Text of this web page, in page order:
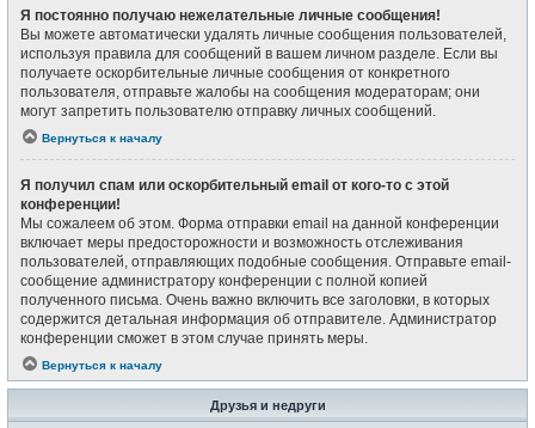
Я постоянно получаю нежелательные личные сообщения!
Вы можете автоматически удалять личные сообщения пользователей,
используя правила для сообщений в вашем личном разделе. Если вы
получаете оскорбительные личные сообщения от конкретного
пользователя, отправьте жалобы на сообщения модераторам; они
могут запретить пользователю отправку личных сообщений.
Вернуться к началу
Я получил спам или оскорбительный email от кого-то с этой
конференции!
Мы сожалеем об этом. Форма отправки email на данной конференции
включает меры предосторожности и возможность отслеживания
пользователей, отправляющих подобные сообщения. Отправьте email-
сообщение администратору конференции с полной копией
полученного письма. Очень важно включить все заголовки, в которых
содержится детальная информация об отправителе. Администратор
конференции сможет в этом случае принять меры.
Вернуться к началу
Друзья и недруги